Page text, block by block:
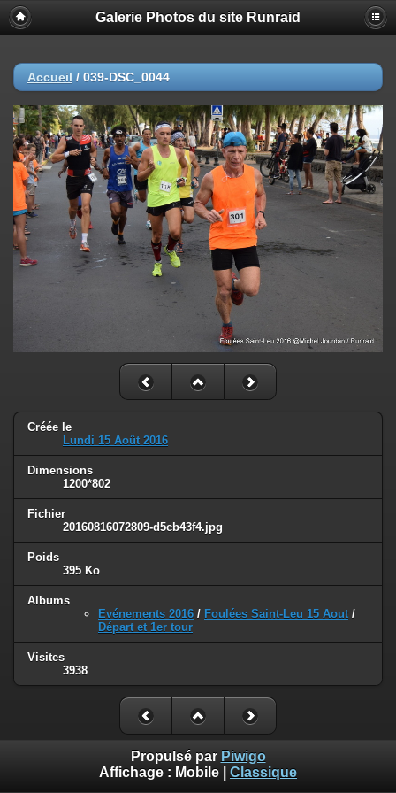
Galerie Photos du site Runraid
Accueil / 039-DSC_0044
Créée le
Lundi 15 Août 2016
Dimensions
1200*802
Fichier
20160816072809-d5cb43f4.jpg
Poids
395 Ko
Albums
Evénements 2016 / Foulées Saint-Leu 15 Aout /
Départ et 1er tour
Visites
3938
Propulsé par Piwigo
Affichage : Mobile Classique